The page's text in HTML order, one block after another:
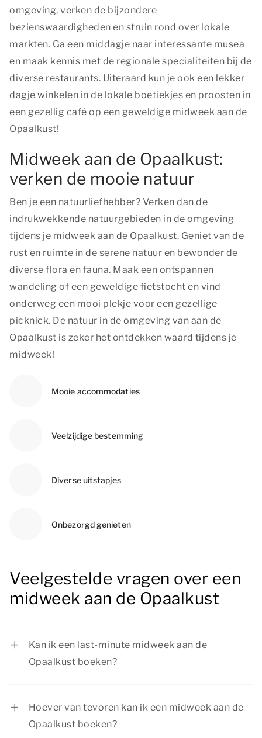
omgeving, verken de bijzondere
bezienswaardigheden en struin rond over lokale
markten. Ga een middagje naar interessante musea
en maak kennis met de regionale specialiteiten bij de
diverse restaurants. Uiteraard kun je ook een lekker
dagje winkelen in de lokale boetiekjes en proosten in
een gezellig café op een geweldige midweek aan de
Opaalkust!
Midweek aan de Opaalkust:
verken de mooie natuur
Ben je een natuurliefhebber? Verken dan de
indrukwekkende natuurgebieden in de omgeving
tijdens je midweek aan de Opaalkust. Geniet van de
rust en ruimte in de serene natuur en bewonder de
diverse flora en fauna. Maak een ontspannen
wandeling of een geweldige fietstocht en vind
onderweg een mooi plekje voor een gezellige
picknick. De natuur in de omgeving van aan de
Opaalkust is zeker het ontdekken waard tijdens je
midweek!
Mooie accommodaties
Veelzijdige bestemming
Diverse uitstapjes
Onbezorgd genieten
Veelgestelde vragen over een
midweek aan de Opaalkust
Kan ik een last-minute midweek aan de
Opaalkust boeken?
Hoever van tevoren kan ik een midweek aan de
Opaalkust boeken?